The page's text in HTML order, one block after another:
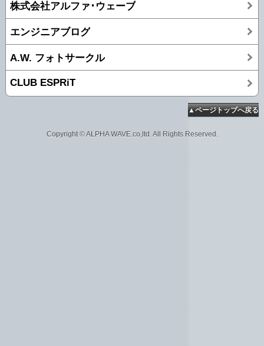
株式会社アルファ･ウェーブ
エンジニアブログ
A.W. フォトサークル
CLUB ESPRiT
▲ページトップへ戻る
Copyright © ALPHA WAVE.co,ltd. All Rights Reserved.